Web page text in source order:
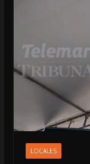
LOCALES